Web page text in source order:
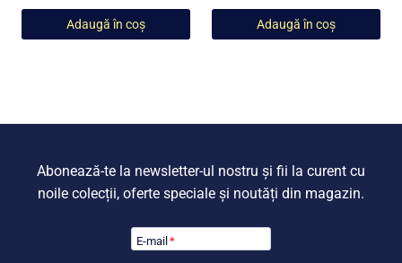
inițial
a
curent
este:
Adaugă în coș
inițial
a
curent
este:
Adaugă în coș
Abonează-te la newsletter-ul nostru și fii la curent cu
noile colecții, oferte speciale și noutăți din magazin.
E-mail *